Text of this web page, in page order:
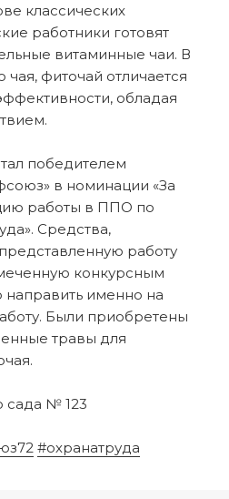
классических
работники готовят
витаминные чаи. В
чая, фиточай отличается
обладая
победителем
в номинации «За
работы в ППО по
Средства,
работу
конкурсным
именно на
Были приобретены
травы для
сада № 123
#охранатруда